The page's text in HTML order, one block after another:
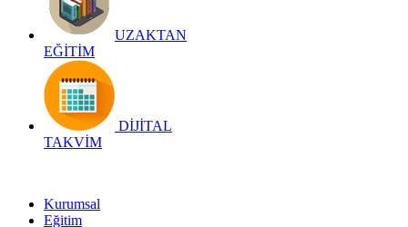
UZAKTAN
EĞİTİM
DİJİTAL
TAKVİM
Kurumsal
Eğitim